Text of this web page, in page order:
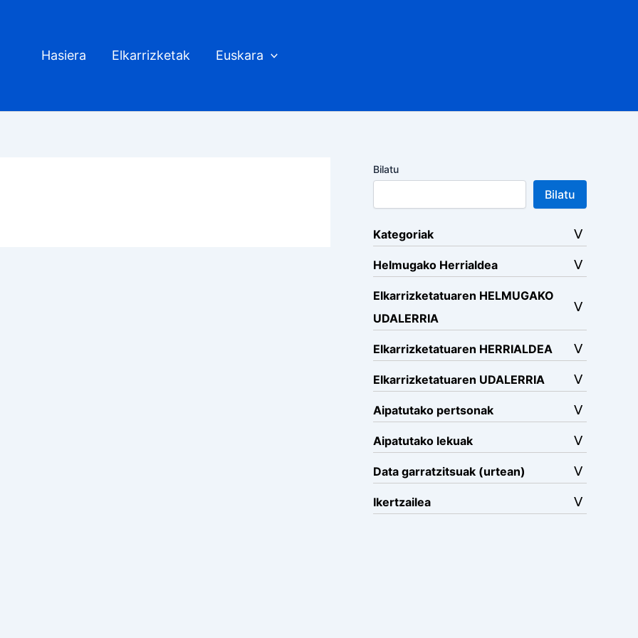
Hasiera Elkarrizketak Euskara
Bilatu
Bilatu
Kategoriak
Helmugako Herrialdea
Elkarrizketatuaren HELMUGAKO
UDALERRIA
Elkarrizketatuaren HERRIALDEA
Elkarrizketatuaren UDALERRIA
Aipatutako pertsonak
Aipatutako lekuak
Data garratzitsuak (urtean)
Ikertzailea